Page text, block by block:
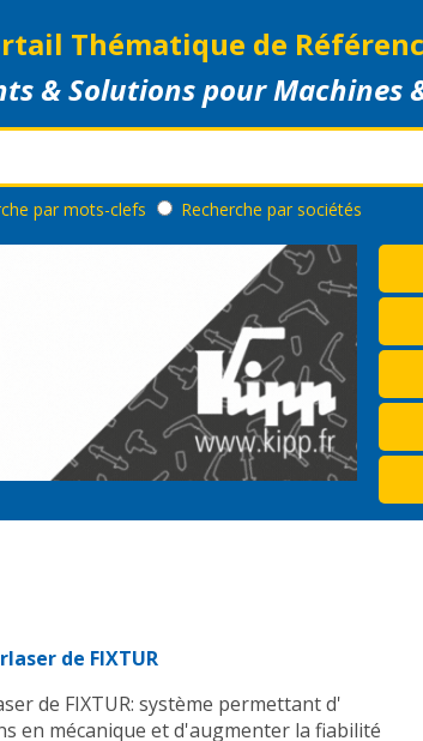
Thématique de
& Solutions pour Machines
par mots-clefs Recherche par sociétés
de FIXTUR
de FIXTUR: système permettant d'
en mécanique et d'augmenter la fiabilité